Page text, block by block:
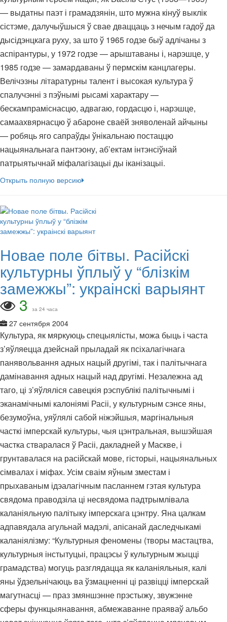
— выдатны паэт і грамадзянін, што мужна кінуў выклік
сістэме, далучыўшыся ў свае дваццаць з нечым гадоў да
дысідэнцкага руху, за што ў 1965 годзе быў адлічаны з
аспірантуры, у 1972 годзе — арыштаваны і, нарэшце, у
1985 годзе — замардаваны ў пермскім канцлагеры.
Велічэзны літаратурны талент і высокая культура ў
спалучэнні з пэўнымі рысамі характару —
бескампраміснасцю, адвагаю, гордасцю і, нарэшце,
самаахвярнасцю ў абароне сваёй зняволенай айчыны
— робяць яго сапраўды ўнікальнаю постаццю
нацыянальнага пантэону, аб’ектам інтэнсіўнай
патрыятычнай міфалагізацыі ды іканізацыі.
Открыть полную версию
Новае поле бітвы. Расійскі
культурны ўплыў у “блізкім
замежжы”: украінскі варыянт
3 за 24 часа
27 сентября 2004
Культура, як мяркуюць спецыялісты, можа быць і часта
з’яўляецца дзейснай прыладай як псіхалагічнага
панявольвання адных нацый другімі, так і палітычнага
дамінавання адных нацый над другімі. Незалежна ад
таго, ці з’яўляліся савецкія рэспублікі палітычнымі і
эканамічнымі калоніямі Расіі, у культурным сэнсе яны,
безумоўна, уяўлялі сабой ніжэйшыя, маргінальныя
часткі імперскай культуры, чыя цэнтральная, вышэйшая
частка стваралася ў Расіі, дакладней у Маскве, і
грунтавалася на расійскай мове, гісторыі, нацыянальных
сімвалах і міфах. Усім сваім яўным зместам і
прыхаваным ідэалагічным пасланнем гэтая культура
свядома праводзіла ці несвядома падтрымлівала
каланіяльную палітыку імперскага цэнтру. Яна цалкам
адпавядала агульнай мадэлі, апісанай даследчыкамі
каланіялізму: “Культурныя феномены (творы мастацтва,
культурныя інстытуцыі, працэсы ў культурным жыцці
грамадства) могуць разглядацца як каланіяльныя, калі
яны ўдзельнічаюць ва ўзмацненні ці развіцці імперскай
магутнасці — праз змяншэнне прэстыжу, звужэнне
сферы функцыянавання, абмежаванне праяваў альбо